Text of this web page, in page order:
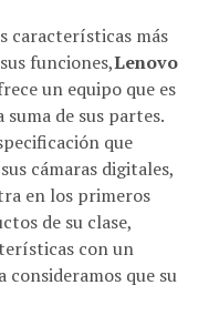
características más
funciones,Lenovo
un equipo que es
de sus partes.
que
cámaras digitales,
en los primeros
de su clase,
con un
consideramos que su